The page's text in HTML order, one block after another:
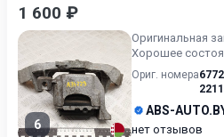
1 600 ₽
6
Оригинальная
Хорошее
Ориг. номера
ABS-
нет отзывов